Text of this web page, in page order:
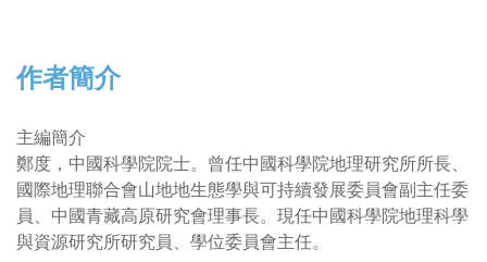
作者簡介
主編簡介
鄭度，中國科學院院士。曾任中國科學院地理研究所所長、
國際地理聯合會山地地生態學與可持續發展委員會副主任委
員、中國青藏高原研究會理事長。現任中國科學院地理科學
與資源研究所研究員、學位委員會主任。